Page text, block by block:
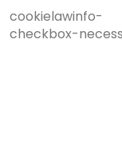
cookielawinfo-
checkbox-